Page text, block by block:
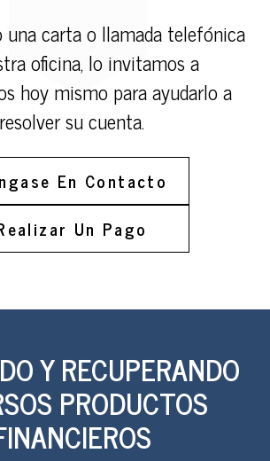
una carta o llamada telefónica
oficina, lo invitamos a
hoy mismo para ayudarlo a
resolver su cuenta.
En Contacto
Un Pago
Y RECUPERANDO
PRODUCTOS